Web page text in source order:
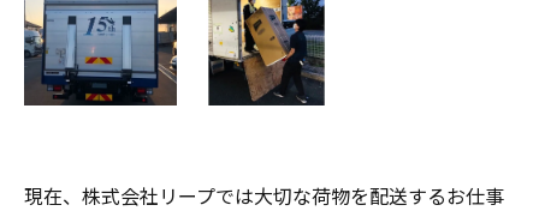
現在、株式会社リープでは大切な荷物を配送するお仕事